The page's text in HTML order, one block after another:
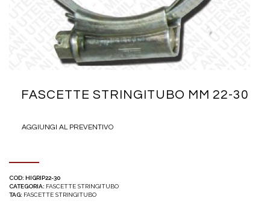
FASCETTE STRINGITUBO MM 22-30
AGGIUNGI AL PREVENTIVO
COD: HIGRIP22-30
CATEGORIA: FASCETTE STRINGITUBO
TAG: FASCETTE STRINGITUBO